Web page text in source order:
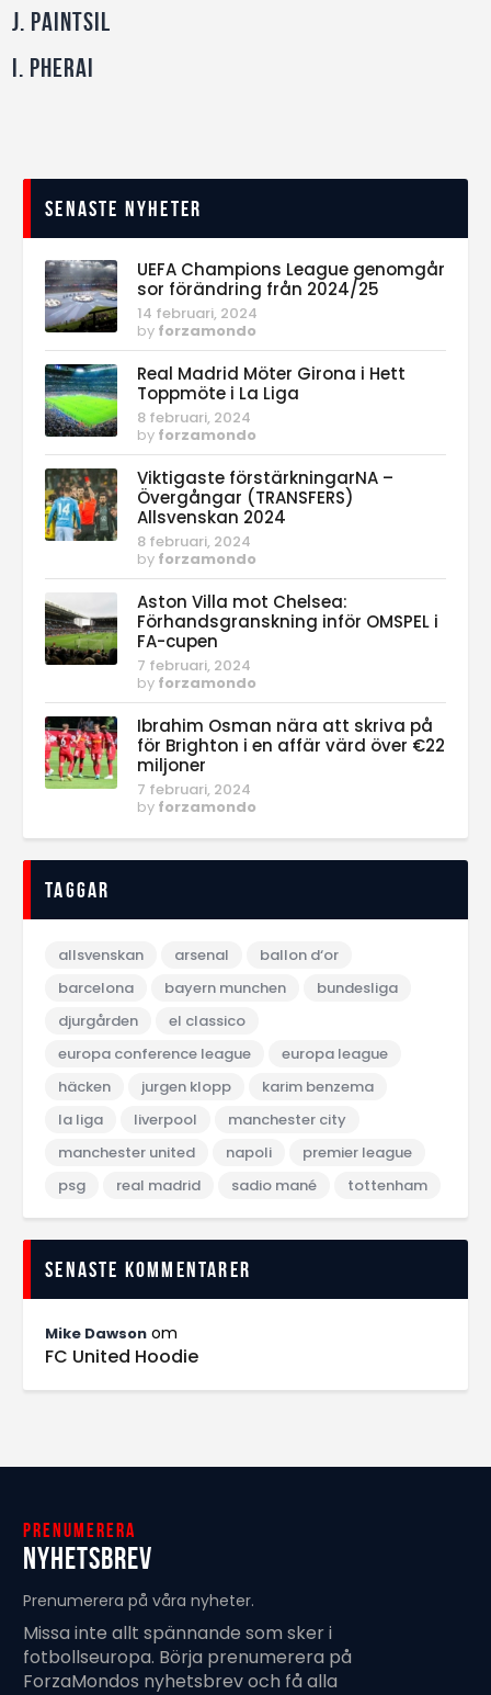
J. Paintsil
I. Pherai
Senaste nyheter
UEFA Champions League genomgår
sor förändring från 2024/25
14 februari, 2024
by forzamondo
Real Madrid Möter Girona i Hett
Toppmöte i La Liga
8 februari, 2024
by forzamondo
Viktigaste förstärkningarNA –
Övergångar (TRANSFERS)
Allsvenskan 2024
8 februari, 2024
by forzamondo
Aston Villa mot Chelsea:
Förhandsgranskning inför OMSPEL i
FA-cupen
7 februari, 2024
by forzamondo
Ibrahim Osman nära att skriva på
för Brighton i en affär värd över €22
miljoner
7 februari, 2024
by forzamondo
Taggar
allsvenskan arsenal
ballon d‘or
barcelona
bayern munchen
bundesliga
djurgården
el classico
europa conference league
europa league
häcken
jurgen klopp
karim benzema
la liga
liverpool
manchester city
manchester united
napoli
premier league
psg
real madrid sadio mané tottenham
Senaste kommentarer
Mike Dawson om
FC United Hoodie
Prenumerera
Nyhetsbrev
Prenumerera på våra nyheter.
Missa inte allt spännande som sker i
fotbollseuropa. Börja prenumerera på
ForzaMondos nyhetsbrev och få alla